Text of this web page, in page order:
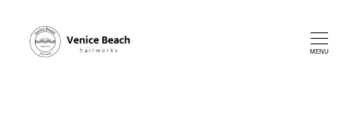
MENU